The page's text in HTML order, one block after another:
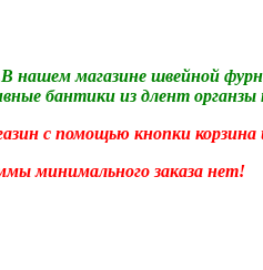
магазине швейной
бантики из длент
с помощью кнопки
минимального заказа нет!